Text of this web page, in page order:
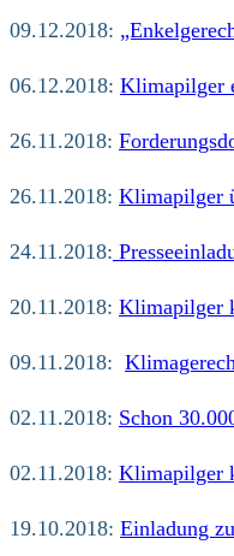
09.12.2018:
06.12.2018: Klimapilger
26.11.2018:
26.11.2018: Klimapilger
24.11.2018:
20.11.2018: Klimapilger
09.11.2018:
02.11.2018: Schon
02.11.2018: Klimapilger
19.10.2018: Einladung